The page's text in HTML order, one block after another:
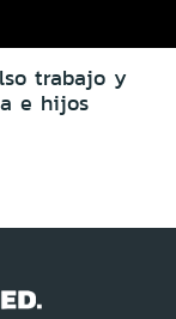
trabajo y
e hijos